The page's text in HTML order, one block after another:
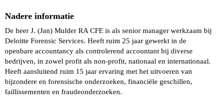
Nadere informatie
De heer J. (Jan) Mulder RA CFE is als senior manager werkzaam bij
Deloitte Forensic Services. Heeft ruim 25 jaar gewerkt in de
openbare accountancy als controlerend accountant bij diverse
bedrijven, in zowel profit als non-profit, nationaal en internationaal.
Heeft aansluitend ruim 15 jaar ervaring met het uitvoeren van
bijzondere en forensische onderzoeken, financiële geschillen,
faillissementen en fraudeonderzoeken.